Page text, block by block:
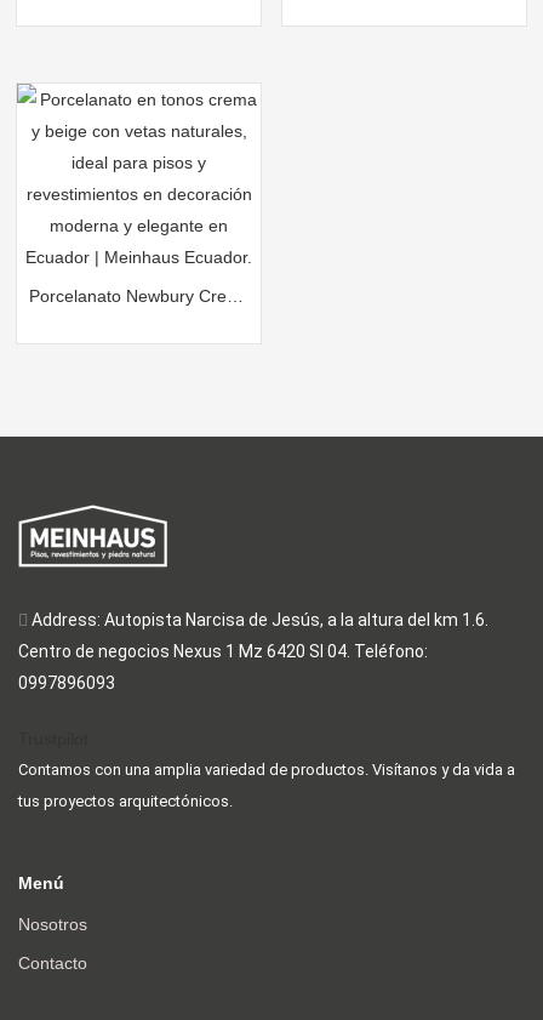
Address: Autopista Narcisa de Jesús, a la altura del km 1.6.
Centro de negocios Nexus 1 Mz 6420 Sl 04. Teléfono:
0997896093
Contamos con una amplia variedad de productos. Visítanos y da vida a
tus proyectos arquitectónicos.
Menú
Nosotros
Contacto